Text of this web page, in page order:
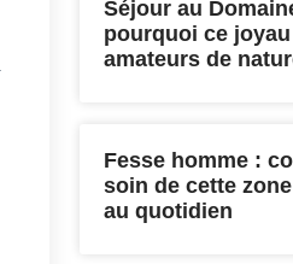
Séjour au
pourquoi ce
amateurs de
Fesse homme :
soin de cette
au quotidien